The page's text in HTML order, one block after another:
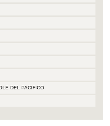
DEL PACIFICO